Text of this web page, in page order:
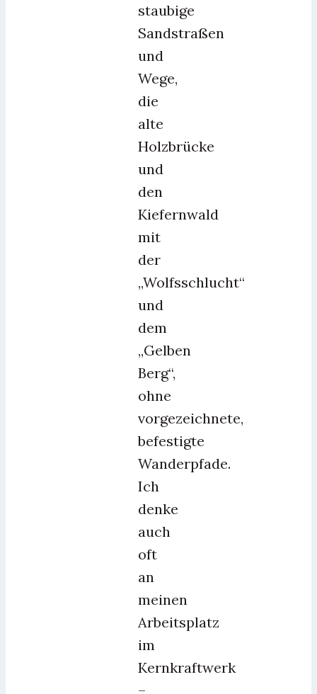
staubige
Sandstraßen
und
Wege,
die
alte
Holzbrücke
und
den
Kiefernwald
mit
der
„Wolfsschlucht“
und
dem
„Gelben
Berg“,
ohne
vorgezeichnete,
befestigte
Wanderpfade.
Ich
denke
auch
oft
an
meinen
Arbeitsplatz
im
Kernkraftwerk
–